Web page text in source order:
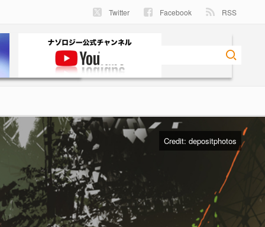
Twitter Facebook RSS
Credit: depositphotos